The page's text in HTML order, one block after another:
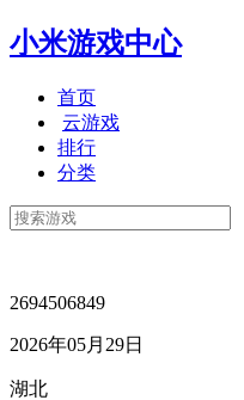
小米游戏中心
首页
云游戏
排行
分类
2694506849
2026年05月29日
湖北